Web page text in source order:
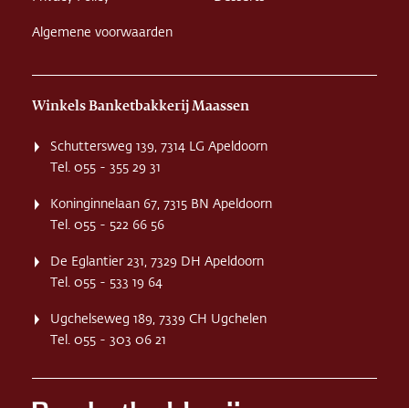
Algemene voorwaarden
Winkels Banketbakkerij Maassen
Schuttersweg 139, 7314 LG Apeldoorn
Tel. 055 - 355 29 31
Koninginnelaan 67, 7315 BN Apeldoorn
Tel. 055 - 522 66 56
De Eglantier 231, 7329 DH Apeldoorn
Tel. 055 - 533 19 64
Ugchelseweg 189, 7339 CH Ugchelen
Tel. 055 - 303 06 21